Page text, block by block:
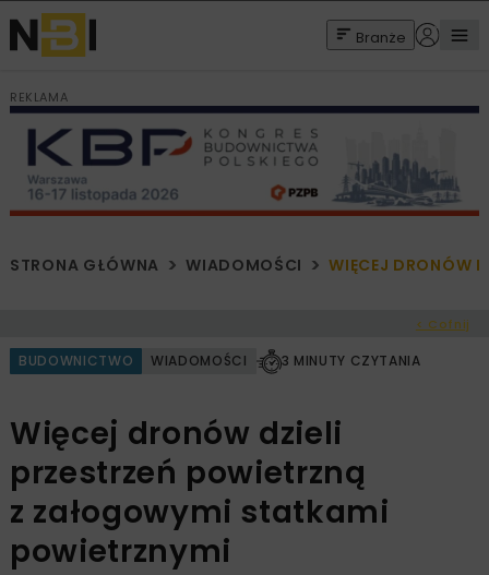
Branże
REKLAMA
STRONA GŁÓWNA WIADOMOŚCI WIĘCEJ DRONÓW
< Cofnij
BUDOWNICTWO WIADOMOŚCI 3 MINUTY CZYTANIA
Więcej dronów dzieli
przestrzeń powietrzną
z załogowymi statkami
powietrznymi